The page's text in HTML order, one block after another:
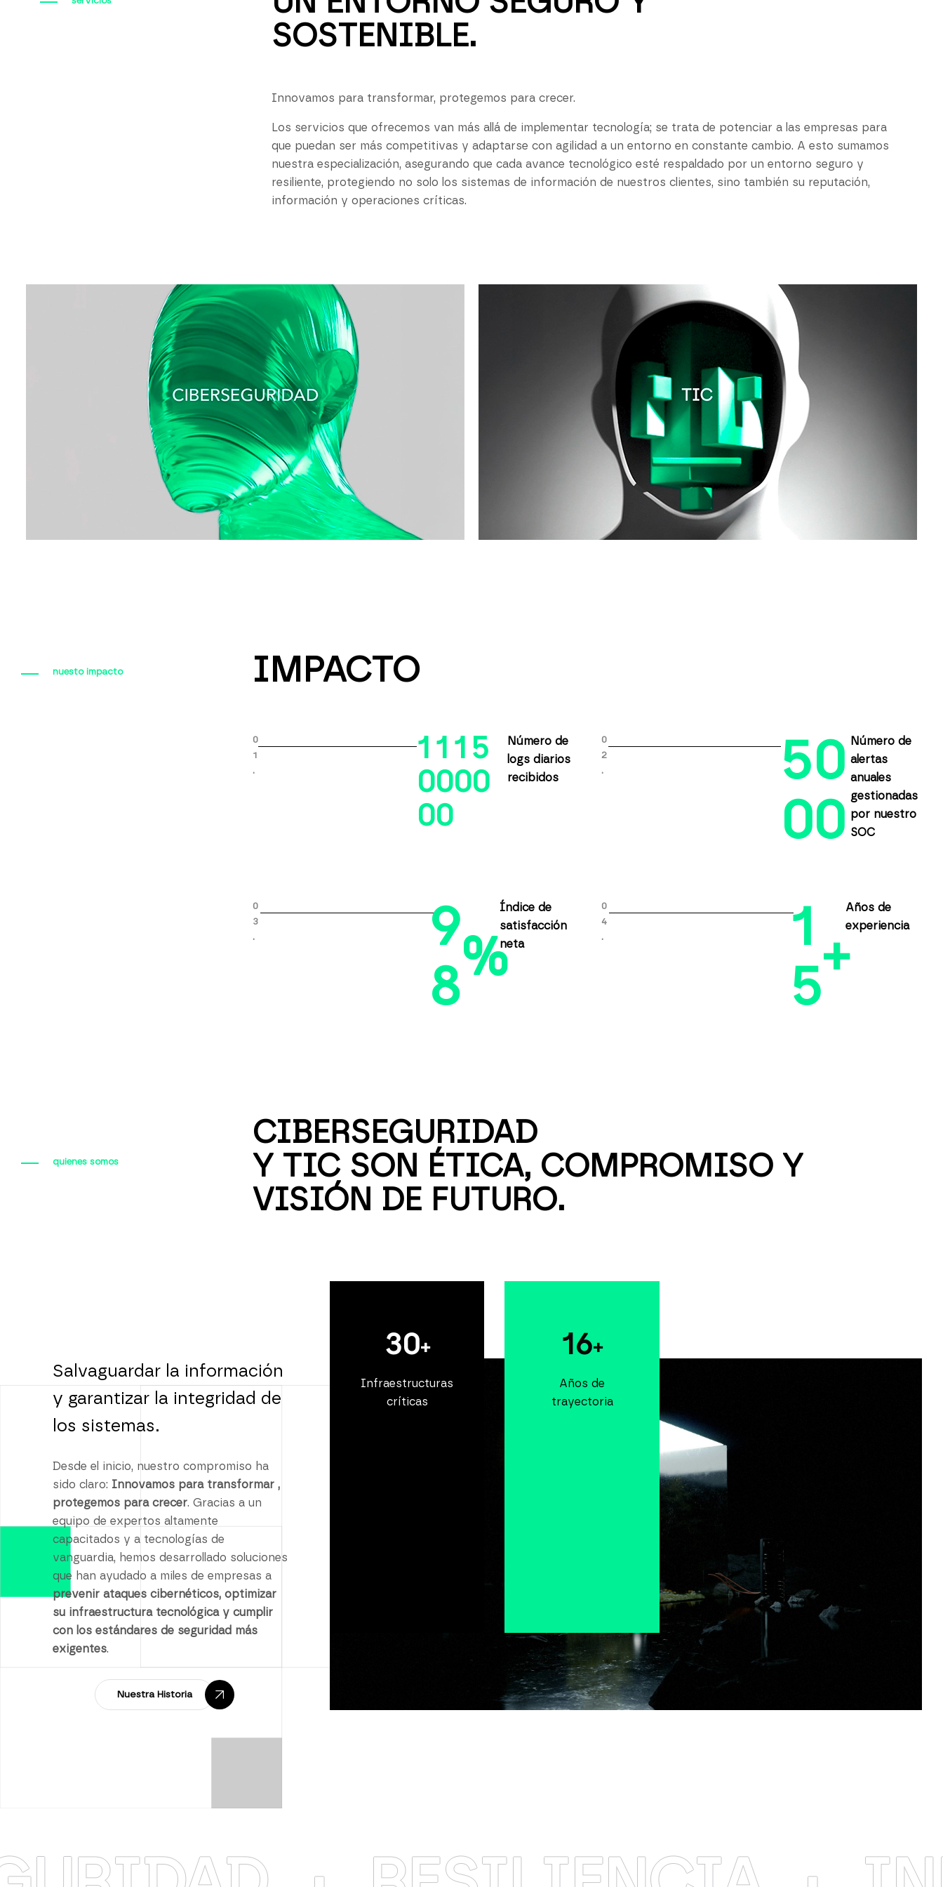
SOSTENIBLE.
Innovamos para transformar, protegemos para crecer.
Los servicios que ofrecemos van más allá de implementar tecnología; se trata de potenciar a las empresas para
que puedan ser más competitivas y adaptarse con agilidad a un entorno en constante cambio. A esto sumamos
nuestra especialización, asegurando que cada avance tecnológico esté respaldado por un entorno seguro y
resiliente, protegiendo no solo los sistemas de información de nuestros clientes, sino también su reputación,
información y operaciones críticas.
nuesto impacto IMPACTO
0
1
.
1 1 1 5
0000
00
Número de
logs diarios
recibidos
0
2
.
50
00
Número de
alertas
anuales
gestionadas
por nuestro
SOC
0
3
.
9
8
%
Índice de
satisfacción
neta
0
4
.
1
5
+
Años de
experiencia
quienes somos
CIBERSEGURIDAD
Y TIC SON ÉTICA, COMPROMISO Y
VISIÓN DE FUTURO.
Salvaguardar la información
y garantizar la integridad de
los sistemas.
Desde el inicio, nuestro compromiso ha
sido claro: Innovamos para transformar ,
protegemos para crecer. Gracias a un
equipo de expertos altamente
capacitados y a tecnologías de
vanguardia, hemos desarrollado soluciones
que han ayudado a miles de empresas a
prevenir ataques cibernéticos, optimizar
su infraestructura tecnológica y cumplir
con los estándares de seguridad más
exigentes.
Nuestra Historia
30+
Infraestructuras
críticas
16+
Años de
trayectoria